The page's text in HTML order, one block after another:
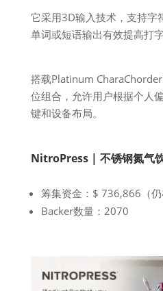
它采用3D输入技术，支持字
单词或短语输出有效提高打
搭载Platinum
位组合，允许用户根据个人
键和设备布局。
NitroPress | 不锈钢氮气
筹集资金：$ 736,866（仍
Backer数量：2070